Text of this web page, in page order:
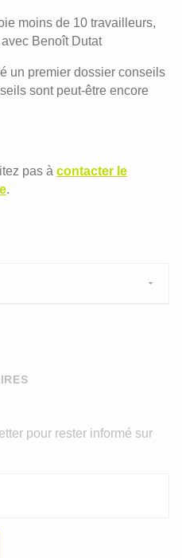
moins de 10 travailleurs,
Benoît Dutat
un premier dossier conseils
sont peut-être encore
pas à contacter le
.
pour rester informé sur